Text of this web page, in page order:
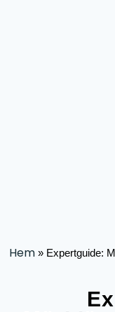
Hem » Expertguide: